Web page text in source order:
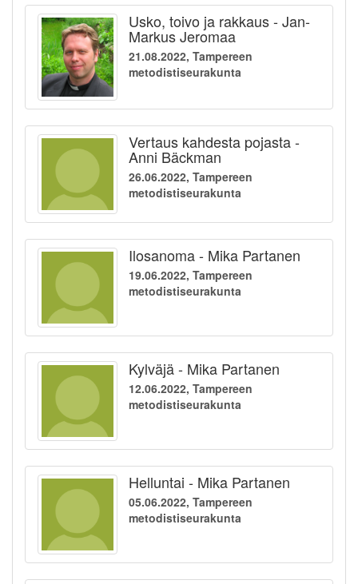
Usko, toivo ja rakkaus - Jan-
Markus Jeromaa
21.08.2022, Tampereen
metodistiseurakunta
Vertaus kahdesta pojasta -
Anni Bäckman
26.06.2022, Tampereen
metodistiseurakunta
Ilosanoma - Mika Partanen
19.06.2022, Tampereen
metodistiseurakunta
Kylväjä - Mika Partanen
12.06.2022, Tampereen
metodistiseurakunta
Helluntai - Mika Partanen
05.06.2022, Tampereen
metodistiseurakunta